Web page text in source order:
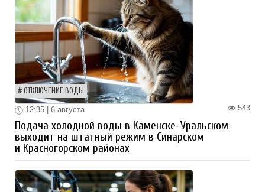
ОТКЛЮЧЕНИЕ ВОДЫ
543
12:35 | 6 августа
Подача холодной воды в Каменске-Уральском
выходит на штатный режим в Синарском
и Красногорском районах